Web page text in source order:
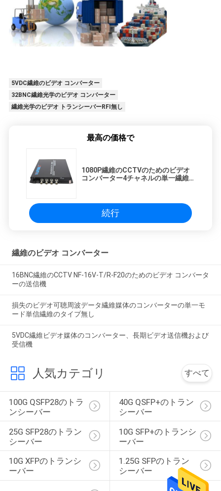
5VDC繊維のビデオ コンバーター
32BNC繊維光学のビデオ コンバーター
繊維光学のビデオ トランシーバーRFI無し
最高の価格で
1080P繊維のCCTVのためのビデオ
コンバーター4チャネルの単一繊維
続行
繊維のビデオ コンバーター
16BNC繊維のCCTV NF-16V-T/R-F20のためのビデオ コンバータ
ーの送信機
損失のビデオ可聴周波データ繊維媒体のコンバーターの単一モ
ード単信繊維のタイプ無し
5VDC繊維ビデオ媒体のコンバーター、長期ビデオ送信機および
受信機
人気カテゴリ すべて
100G QSFP28のトラ
ンシーバー
40G QSFP+のトラン
シーバー
25G SFP28のトラン
シーバー
10G SFP+のトランシ
ーバー
10G XFPのトランシ
ーバー
1.25G SFPのトラン
シーバー